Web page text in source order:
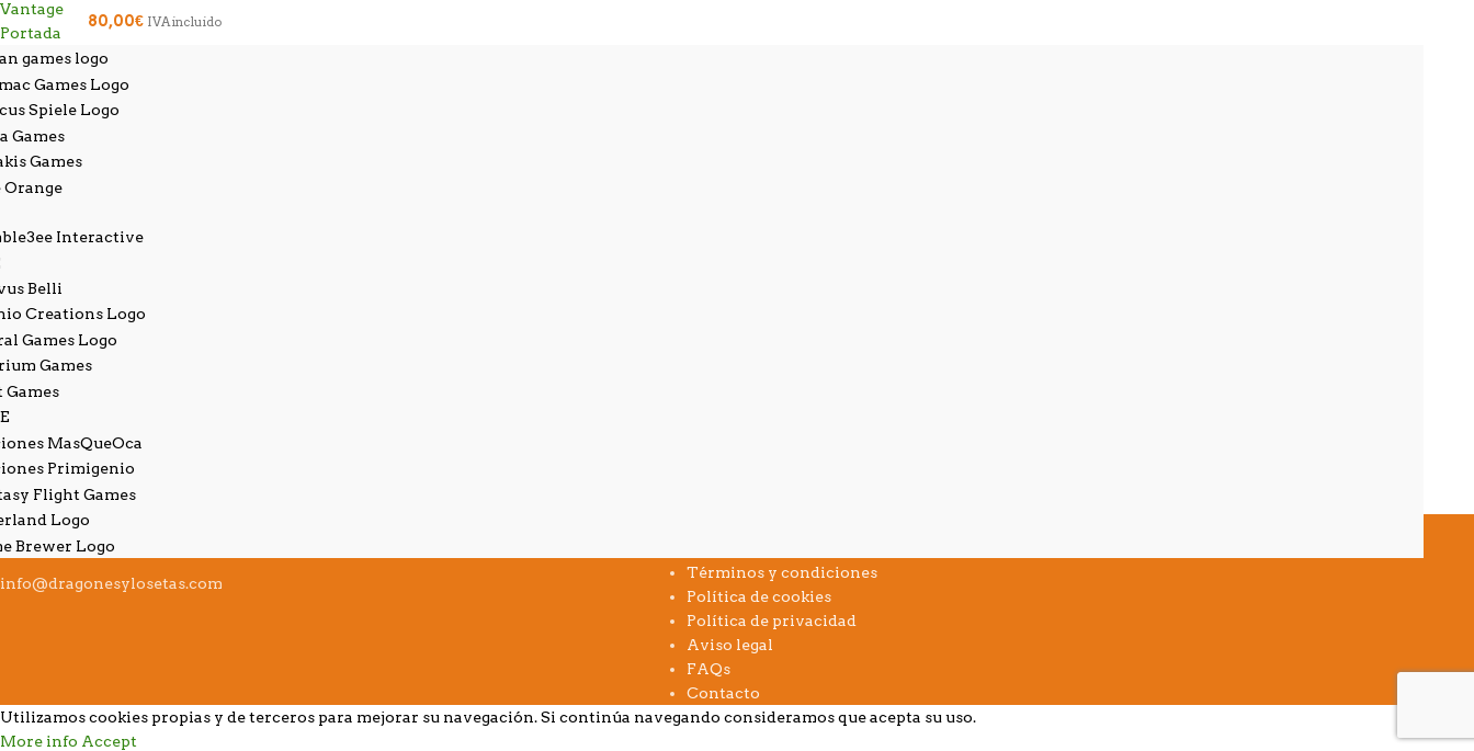
80,00€ IVA incluido
info@dragonesylosetas.com
Términos y condiciones
Política de cookies
Política de privacidad
Aviso legal
FAQs
Contacto
Utilizamos cookies propias y de terceros para mejorar su navegación. Si continúa navegando consideramos que acepta su uso.
More info Accept